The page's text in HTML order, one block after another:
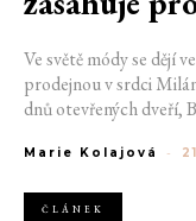
Ve světě módy se dějí
prodejnou v srdci
dnů otevřených dveří,
AliExpress.
Marie Kolajová -
ČLÁNEK